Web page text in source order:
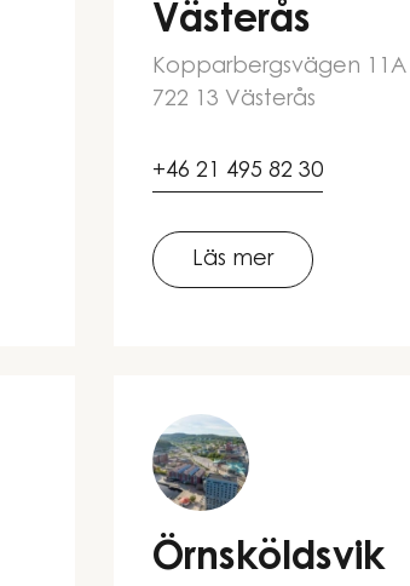
Västerås
Kopparbergsvägen 11A
722 13 Västerås
+46 21 495 82 30
Läs mer
Örnsköldsvik